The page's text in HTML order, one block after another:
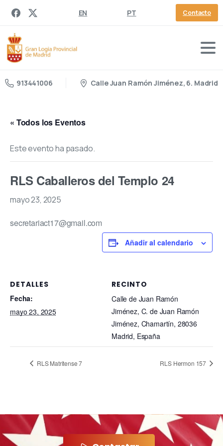
EN PT Contacto
913441006 Calle Juan Ramón Jiménez, 6. Madrid
« Todos los Eventos
Este evento ha pasado.
RLS Caballeros del Templo 24
mayo 23, 2025
secretariact17@gmail.com
Añadir al calendario
DETALLES
Fecha:
mayo 23, 2025
RECINTO
Calle de Juan Ramón
Jiménez, C. de Juan Ramón
Jiménez, Chamartín, 28036
Madrid, España
RLS Matritense 7 RLS Hermon 157